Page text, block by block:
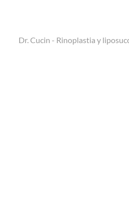
Dr. Cucin - Rinoplastia y